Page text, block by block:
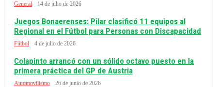
General 14 de julio de 2026
Juegos Bonaerenses: Pilar clasificó 11 equipos al
Regional en el Fútbol para Personas con Discapacidad
Fútbol 4 de julio de 2026
Colapinto arrancó con un sólido octavo puesto en la
primera práctica del GP de Austria
Automovilismo 26 de junio de 2026